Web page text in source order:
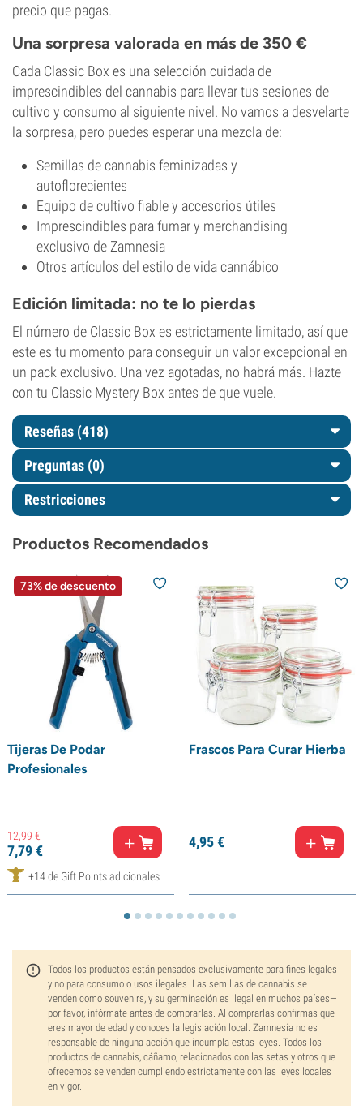
precio que pagas.
Una sorpresa valorada en más de 350 €
Cada Classic Box es una selección cuidada de
imprescindibles del cannabis para llevar tus sesiones de
cultivo y consumo al siguiente nivel. No vamos a desvelarte
la sorpresa, pero puedes esperar una mezcla de:
Semillas de cannabis feminizadas y
autoflorecientes
Equipo de cultivo fiable y accesorios útiles
Imprescindibles para fumar y merchandising
exclusivo de Zamnesia
Otros artículos del estilo de vida cannábico
Edición limitada: no te lo pierdas
El número de Classic Box es estrictamente limitado, así que
este es tu momento para conseguir un valor excepcional en
un pack exclusivo. Una vez agotadas, no habrá más. Hazte
con tu Classic Mystery Box antes de que vuele.
Reseñas (418)
Preguntas (0)
Restricciones
Productos Recomendados
73% de descuento
Tijeras De Podar
Profesionales
12,99€
7,79€
+14 de Gift Points adicionales
Frascos Para Curar Hierba
4,95€
Todos los productos están pensados exclusivamente para fines legales
y no para consumo o usos ilegales. Las semillas de cannabis se
venden como souvenirs, y su germinación es ilegal en muchos países—
por favor, infórmate antes de comprarlas. Al comprarlas confirmas que
eres mayor de edad y conoces la legislación local. Zamnesia no es
responsable de ninguna acción que incumpla estas leyes. Todos los
productos de cannabis, cáñamo, relacionados con las setas y otros que
ofrecemos se venden cumpliendo estrictamente con las leyes locales
en vigor.